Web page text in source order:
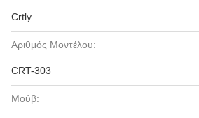
Crtly
Αριθμός Μοντέλου:
CRT-303
Μούβ: